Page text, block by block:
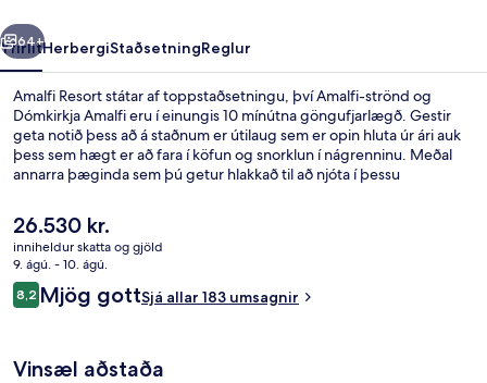
Næsta
64+
YfirlitHerbergiStaðsetningReglur
Amalfi Resort státar af toppstaðsetningu, því Amalfi-strönd og
Dómkirkja Amalfi eru í einungis 10 mínútna göngufjarlægð. Gestir
geta notið þess að á staðnum er útilaug sem er opin hluta úr ári auk
þess sem hægt er að fara í köfun og snorklun í nágrenninu. Meðal
annarra þæginda sem þú getur hlakkað til að njóta í þessu
skyndibitastaður/sælkeraverslun, verönd og garður.
Núverandi
verð
er
26.530 kr.
26.530 kr.
inniheldur skatta og gjöld
9. ágú. - 10. ágú.
Umsagnir
8,28,2 af 10
Mjög gottSjá allar 183 umsagnir
Vinsæl aðstaða